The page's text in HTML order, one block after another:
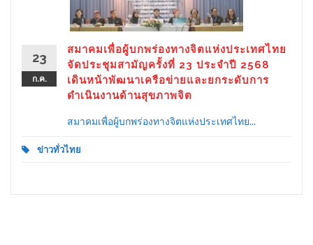
23
ก.ค.
สมาคมเพื่อผู้บกพร่องทางจิตแห่งประเทศไทย
จัดประชุมสามัญครั้งที่ 23 ประจำปี 2568
เดินหน้าพัฒนาเครือข่ายและยกระดับการ
ดำเนินงานด้านสุขภาพจิต
สมาคมเพื่อผู้บกพร่องทางจิตแห่งประเทศไทย...
ข่าวทั่วไทย